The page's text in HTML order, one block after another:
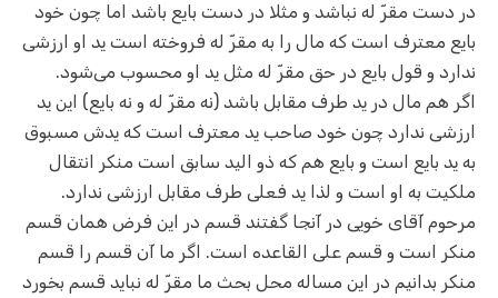
در دست مقرّ‌ له نباشد و مثلا در دست بایع باشد اما چون خود
بایع معترف است که مال را به مقرّ‌ له فروخته است ید او ارزشی
ندارد و قول بایع در حق مقرّ له مثل ید او محسوب می‌شود.
اگر هم مال در ید طرف مقابل باشد (نه مقرّ له و نه بایع) این ید
ارزشی ندارد چون خود صاحب ید معترف است که یدش مسبوق
به ید بایع است و بایع هم که ذو الید سابق است منکر انتقال
ملکیت به او است و لذا ید فعلی طرف مقابل ارزشی ندارد.
مرحوم آقای خویی در آنجا گفتند قسم در این فرض همان قسم
منکر است و قسم علی القاعده است. اگر ما آن قسم را قسم
منکر بدانیم در این مساله محل بحث ما مقرّ‌ له نباید قسم بخورد